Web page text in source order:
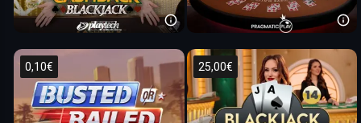
0,10€ 25,00€